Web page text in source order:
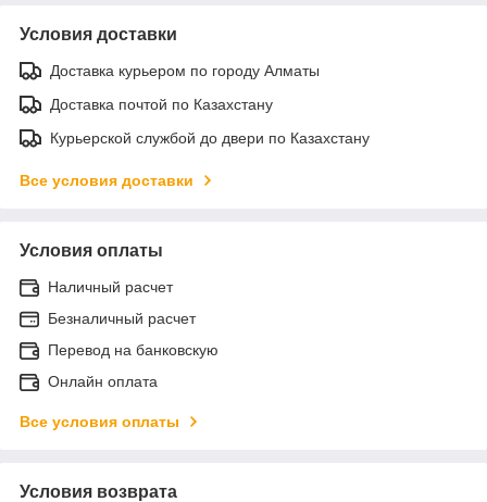
Условия доставки
Доставка курьером по городу Алматы
Доставка почтой по Казахстану
Курьерской службой до двери по Казахстану
Все условия доставки
Условия оплаты
Наличный расчет
Безналичный расчет
Перевод на банковскую
Онлайн оплата
Все условия оплаты
Условия возврата